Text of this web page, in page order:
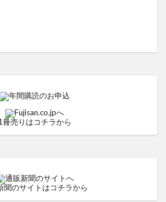
冊売りはコチラから
聞のサイトはコチラから